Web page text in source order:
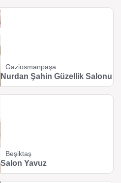
Gaziosmanpaşa
Nurdan Şahin Güzellik Salonu
Beşiktaş
Salon Yavuz